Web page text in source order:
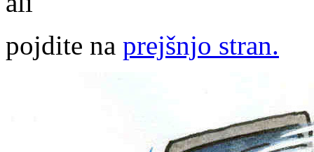
pojdite na prejšnjo stran.